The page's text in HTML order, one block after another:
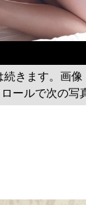
きます。画像
ールで次の写